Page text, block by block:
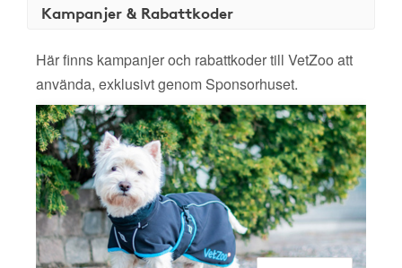
Kampanjer & Rabattkoder
Här finns kampanjer och rabattkoder till VetZoo att
använda, exklusivt genom Sponsorhuset.